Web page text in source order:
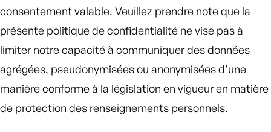
consentement valable. Veuillez prendre note que la
présente politique de confidentialité ne vise pas à
limiter notre capacité à communiquer des données
agrégées, pseudonymisées ou anonymisées d’une
manière conforme à la législation en vigueur en matière
de protection des renseignements personnels.